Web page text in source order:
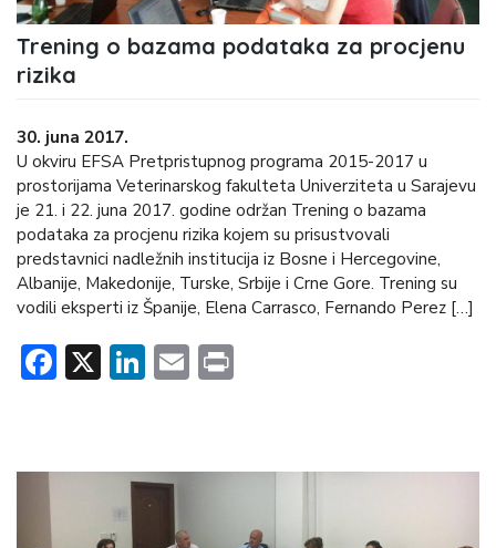
Trening o bazama podataka za procjenu
rizika
30. juna 2017.
U okviru EFSA Pretpristupnog programa 2015-2017 u
prostorijama Veterinarskog fakulteta Univerziteta u Sarajevu
je 21. i 22. juna 2017. godine održan Trening o bazama
podataka za procjenu rizika kojem su prisustvovali
predstavnici nadležnih institucija iz Bosne i Hercegovine,
Albanije, Makedonije, Turske, Srbije i Crne Gore. Trening su
vodili eksperti iz Španije, Elena Carrasco, Fernando Perez […]
Facebook
X LinkedIn
Email